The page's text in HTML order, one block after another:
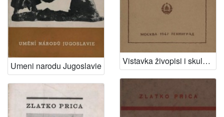
Umeni narodu Jugoslavie Vistavka živopisi i skulpturi narodov Jugoslavii XIX i XX vekov